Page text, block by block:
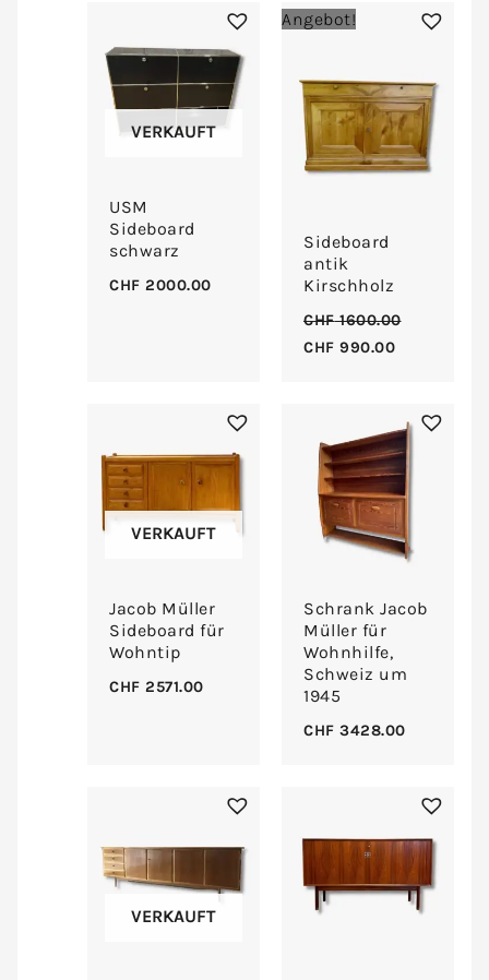
VERKAUFT
USM
Sideboard
schwarz
CHF 2000.00
Angebot!
Sideboard
antik
Kirschholz
CHF1600.00
Ursprünglicher
Preis
CHF 990.00
Aktueller
Preis
VERKAUFT
Jacob Müller
Sideboard für
Wohntip
CHF 2571.00
Schrank Jacob
Müller für
Wohnhilfe,
Schweiz um
1945
CHF 3428.00
VERKAUFT